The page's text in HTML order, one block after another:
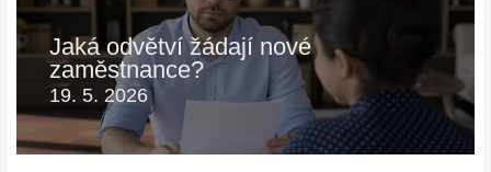
Jaká odvětví žádají nové
zaměstnance?
19. 5. 2026